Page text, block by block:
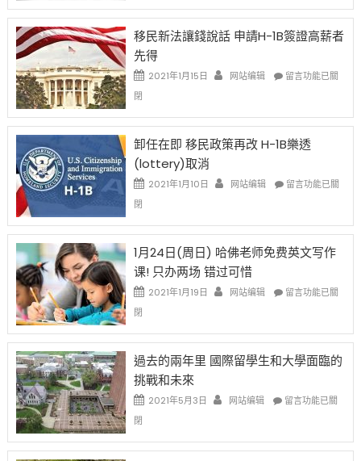
1B
證
資
設
後
在
對
開
中
移民新法讓錢說話 申請H-1B簽證高薪者
先得
2021年1月15日 网站编辑
在
新
讓
說
請
1B
證
者
得〉
留言功能已關
閉
卸任在即 移民政策再改 H-1B樂透
(lottery)取消
2021年1月10日 网站编辑
在
在
移
政
改
1B
透
消〉
留言功能已關
閉
1月24日(周日) 哈佛老师免费英文写作
课! 只办两场 错过可惜
2021年1月19日 网站编辑
在
24
(周
哈
师
留言功能已關
閉
過去的兩年里 國際留學生和大學面臨的
挑戰和未來
2021年5月3日 网站编辑
在
的
留言功能已關
閉